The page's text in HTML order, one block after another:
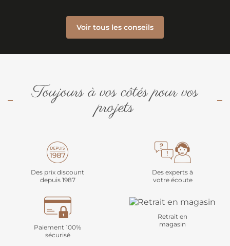
Voir tous les conseils
Toujours à vos côtés pour vos
projets
Des prix discount
depuis 1987
Des experts à
votre écoute
Paiement 100%
sécurisé
Retrait en
magasin